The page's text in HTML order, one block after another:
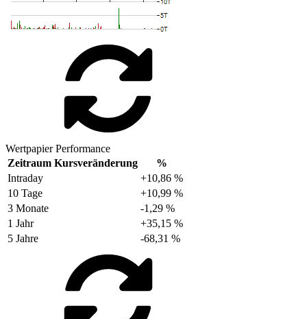
Wertpapier Performance
Zeitraum Kursveränderung
%
Intraday
+10,86 %
10 Tage
+10,99 %
3 Monate
-1,29 %
1 Jahr
+35,15 %
5 Jahre
-68,31 %